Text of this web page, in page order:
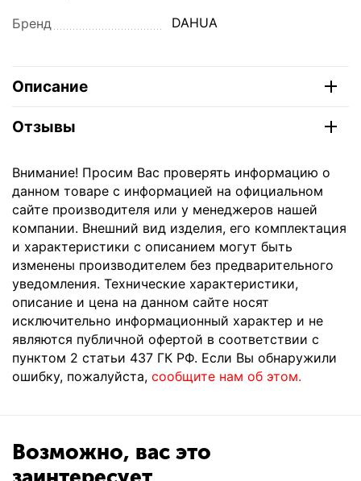
Бренд DAHUA
Описание
Отзывы
Внимание! Просим Вас проверять информацию о
данном товаре с информацией на официальном
сайте производителя или у менеджеров нашей
компании. Внешний вид изделия, его комплектация
и характеристики с описанием могут быть
изменены производителем без предварительного
уведомления. Технические характеристики,
описание и цена на данном сайте носят
исключительно информационный характер и не
являются публичной офертой в соответствии с
пунктом 2 статьи 437 ГК РФ. Если Вы обнаружили
ошибку, пожалуйста, сообщите нам об этом.
Возможно, вас это